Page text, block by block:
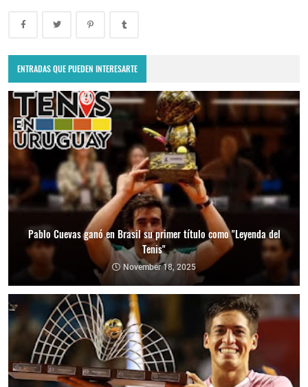
ENTRADAS QUE PUEDEN INTERESARTE
Pablo Cuevas ganó en Brasil su primer título como "Leyenda del
Tenis"
November 18, 2025